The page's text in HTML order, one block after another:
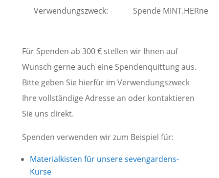
Verwendungszweck:
Spende MINT.HERne
Für Spenden ab 300 € stellen wir Ihnen auf
Wunsch gerne auch eine Spendenquittung aus.
Bitte geben Sie hierfür im Verwendungszweck
Ihre vollständige Adresse an oder kontaktieren
Sie uns direkt.
Spenden verwenden wir zum Beispiel für:
Materialkisten für unsere sevengardens-
Kurse